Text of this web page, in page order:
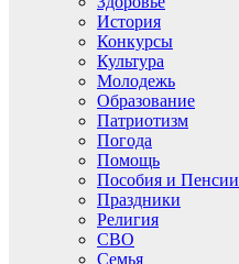
История
Конкурсы
Культура
Молодежь
Образование
Патриотизм
Погода
Помощь
Пособия и Пенсии
Праздники
Религия
СВО
Семья